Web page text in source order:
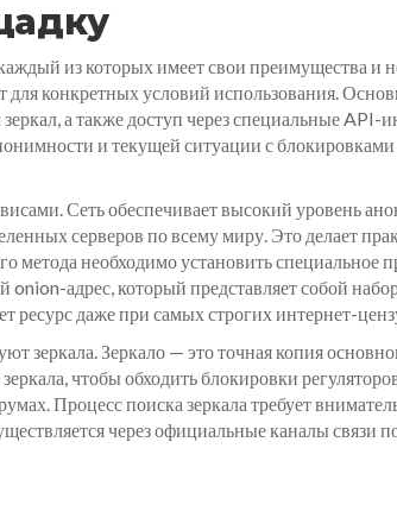
из которых имеет свои преимущества и
конкретных условий использования.
а также доступ через специальные API-
и текущей ситуации с
Сеть обеспечивает высокий уровень
серверов по всему миру. Это делает
метода необходимо установить специальное
адрес, который представляет собой
даже при самых строгих интернет-
зеркала. Зеркало — это точная копия
чтобы обходить блокировки
Процесс поиска зеркала требует
через официальные каналы связи